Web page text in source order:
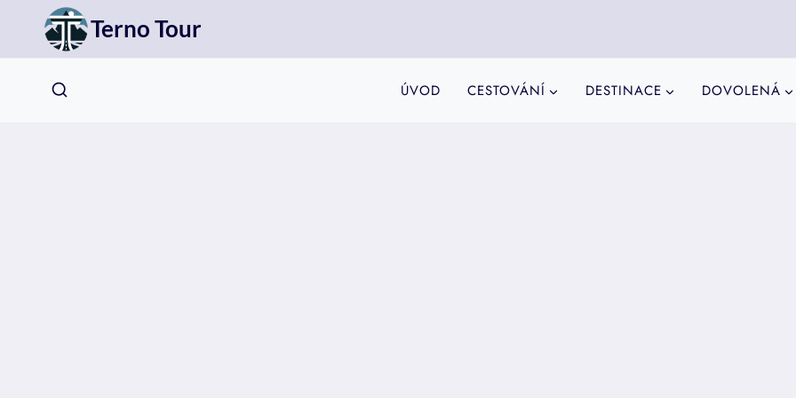
Přeskočit
obsah
Terno Tour
ÚVOD CESTOVÁNÍ DESTINACE DOVOLENÁ